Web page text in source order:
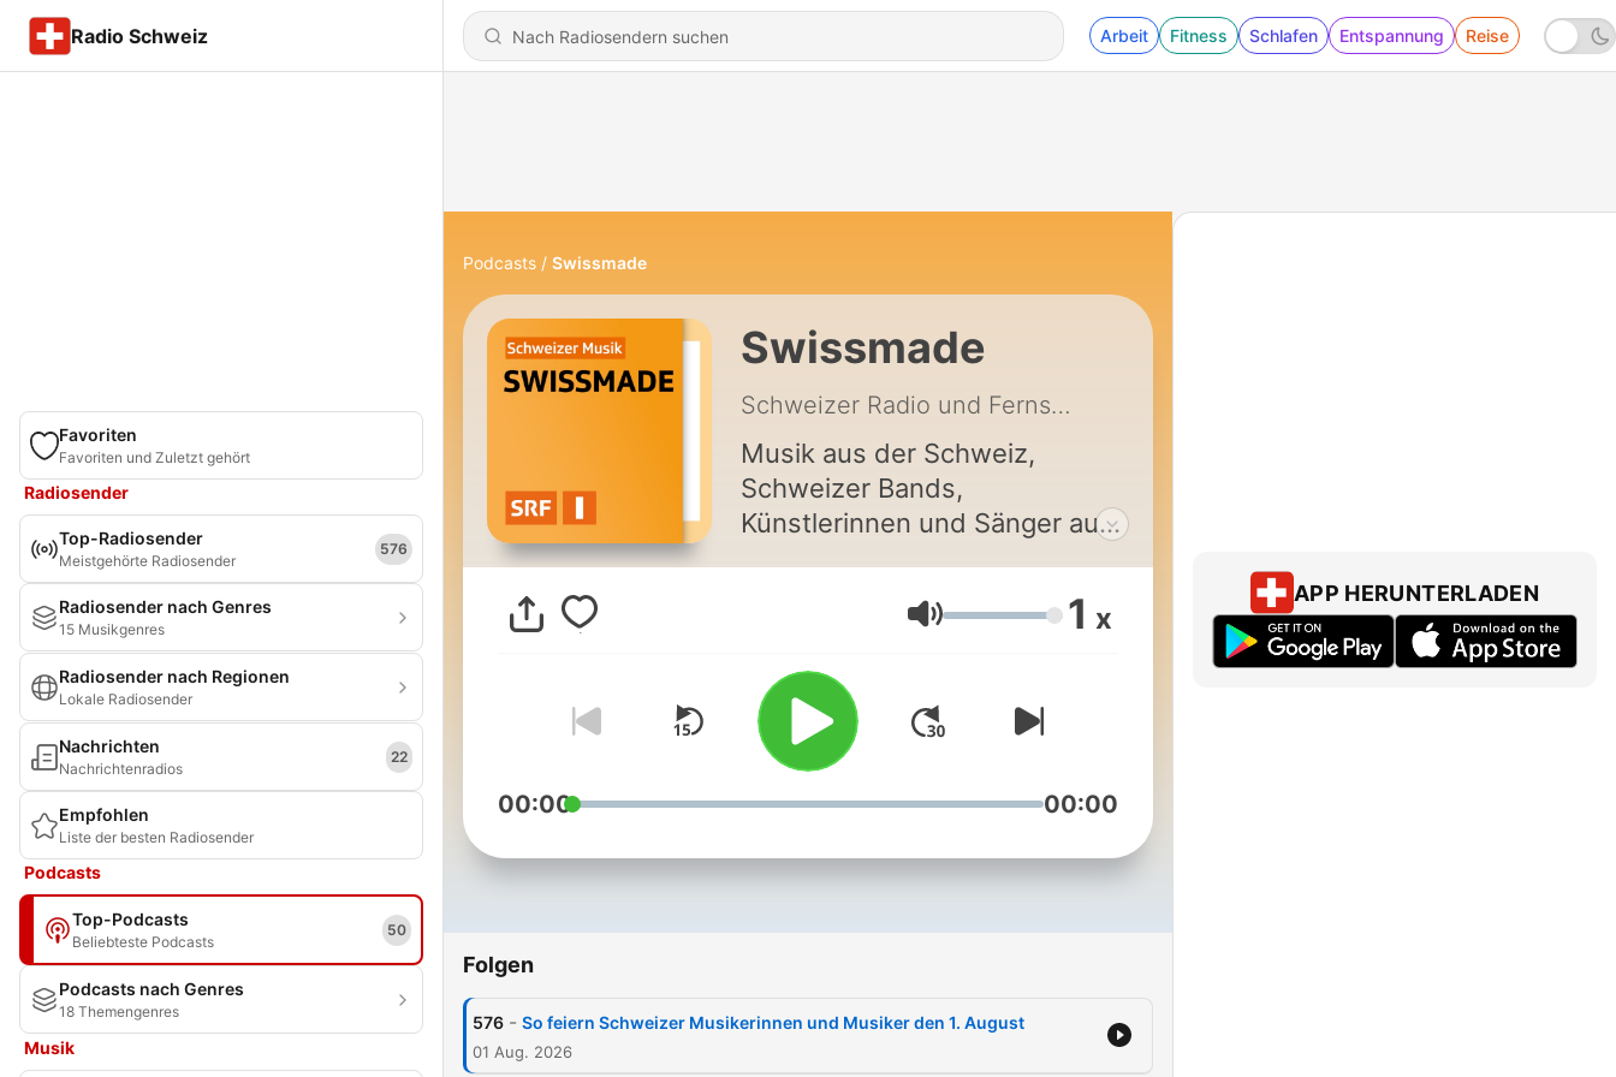
Radio Schweiz Arbeit Fitness Schlafen Entspannung Reise
Favoriten
Favoriten und Zuletzt gehört
Radiosender
Top-Radiosender
Meistgehörte Radiosender
576
Radiosender nach Genres
15 Musikgenres
Radiosender nach Regionen
Lokale Radiosender
Nachrichten
Nachrichtenradios
22
Empfohlen
Liste der besten Radiosender
Podcasts
Top-Podcasts
Beliebteste Podcasts
50
Podcasts nach Genres
18 Themengenres
Musik
Podcasts Swissmade
Swissmade
Schweizer Radio und Fernsehen (SRF)
Musik aus der Schweiz,
Schweizer Bands,
Künstlerinnen und Sänger aus
alles ist «Swissmade» auf
Radio SRF 1. Die Sendung
hierzulande Neues an Pop-
und Rockmusik, an Chansons
und Canzoni, an Bewährtem
und Unbekanntem
Studiogäste und Grössen von
Tinu Heiniger über Bibi Vaplan
bis Andreas Vollenweider und
Lautstärke 1 x
00:00 00:00
Folgen
576 - So feiern Schweizer Musikerinnen und Musiker den 1. August
01 Aug. 2026
APP HERUNTERLADEN